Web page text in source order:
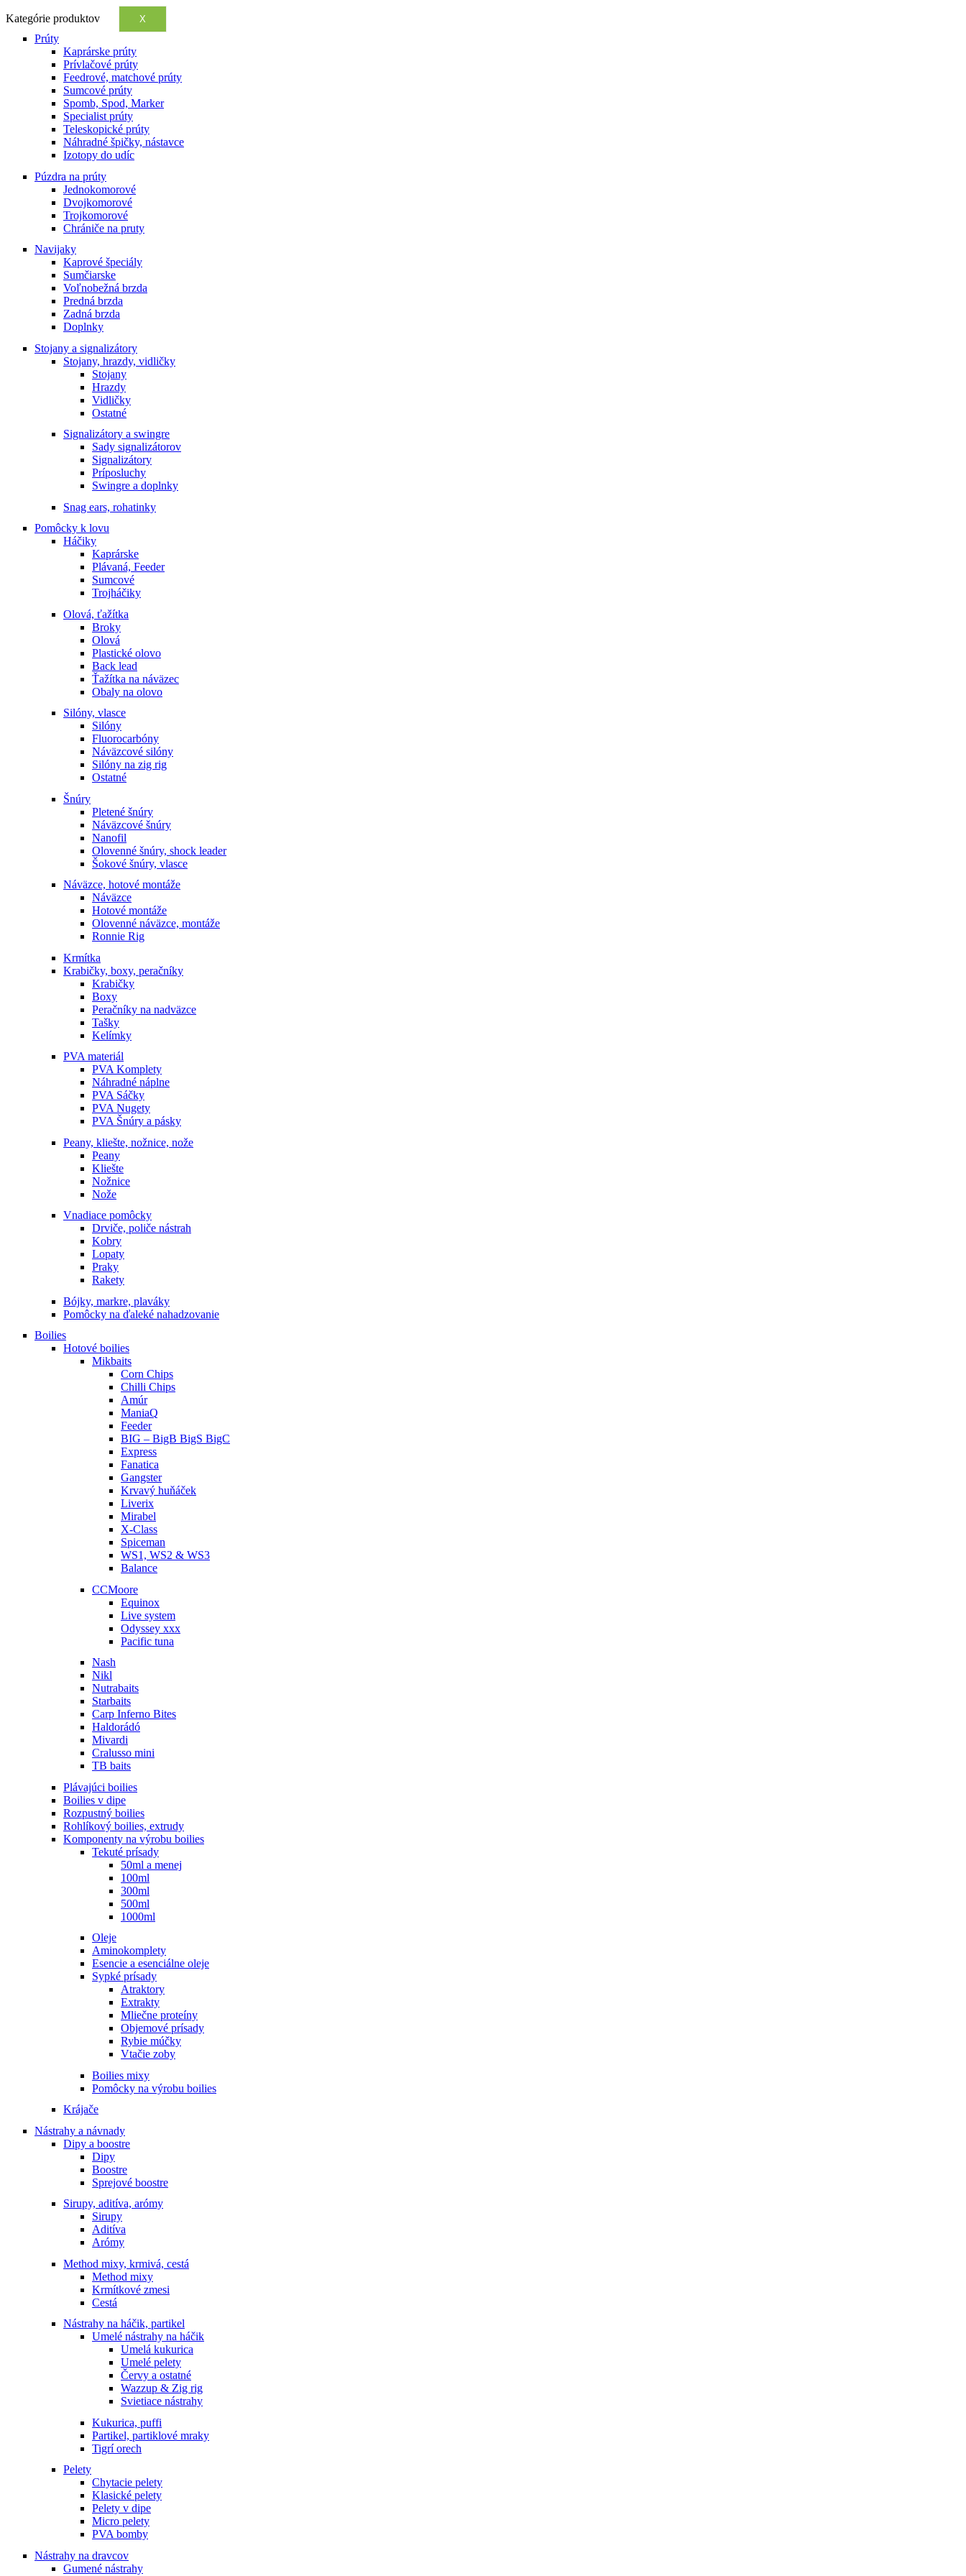
Kategórie produktov X
Prúty
Kaprárske prúty
Prívlačové prúty
Feedrové, matchové prúty
Sumcové prúty
Spomb, Spod, Marker
Specialist prúty
Teleskopické prúty
Náhradné špičky, nástavce
Izotopy do udíc
Púzdra na prúty
Jednokomorové
Dvojkomorové
Trojkomorové
Chrániče na pruty
Navijaky
Kaprové špeciály
Sumčiarske
Voľnobežná brzda
Predná brzda
Zadná brzda
Doplnky
Stojany a signalizátory
Stojany, hrazdy, vidličky
Stojany
Hrazdy
Vidličky
Ostatné
Signalizátory a swingre
Sady signalizátorov
Signalizátory
Príposluchy
Swingre a doplnky
Snag ears, rohatinky
Pomôcky k lovu
Háčiky
Kaprárske
Plávaná, Feeder
Sumcové
Trojháčiky
Olová, ťažítka
Broky
Olová
Plastické olovo
Back lead
Ťažítka na náväzec
Obaly na olovo
Silóny, vlasce
Silóny
Fluorocarbóny
Náväzcové silóny
Silóny na zig rig
Ostatné
Šnúry
Pletené šnúry
Náväzcové šnúry
Nanofil
Olovenné šnúry, shock leader
Šokové šnúry, vlasce
Náväzce, hotové montáže
Náväzce
Hotové montáže
Olovenné náväzce, montáže
Ronnie Rig
Krmítka
Krabičky, boxy, peračníky
Krabičky
Boxy
Peračníky na nadväzce
Tašky
Kelímky
PVA materiál
PVA Komplety
Náhradné náplne
PVA Sáčky
PVA Nugety
PVA Šnúry a pásky
Peany, kliešte, nožnice, nože
Peany
Kliešte
Nožnice
Nože
Vnadiace pomôcky
Drviče, poliče nástrah
Kobry
Lopaty
Praky
Rakety
Bójky, markre, plaváky
Pomôcky na ďaleké nahadzovanie
Boilies
Hotové boilies
Mikbaits
Corn Chips
Chilli Chips
Amúr
ManiaQ
Feeder
BIG – BigB BigS BigC
Express
Fanatica
Gangster
Krvavý huňáček
Liverix
Mirabel
X-Class
Spiceman
WS1, WS2 & WS3
Balance
CCMoore
Equinox
Live system
Odyssey xxx
Pacific tuna
Nash
Nikl
Nutrabaits
Starbaits
Carp Inferno Bites
Haldorádó
Mivardi
Cralusso mini
TB baits
Plávajúci boilies
Boilies v dipe
Rozpustný boilies
Rohlíkový boilies, extrudy
Komponenty na výrobu boilies
Tekuté prísady
50ml a menej
100ml
300ml
500ml
1000ml
Oleje
Aminokomplety
Esencie a esenciálne oleje
Sypké prísady
Atraktory
Extrakty
Mliečne proteíny
Objemové prísady
Rybie múčky
Vtačie zoby
Boilies mixy
Pomôcky na výrobu boilies
Krájače
Nástrahy a návnady
Dipy a boostre
Dipy
Boostre
Sprejové boostre
Sirupy, aditíva, arómy
Sirupy
Aditíva
Arómy
Method mixy, krmivá, cestá
Method mixy
Krmítkové zmesi
Cestá
Nástrahy na háčik, partikel
Umelé nástrahy na háčik
Umelá kukurica
Umelé pelety
Červy a ostatné
Wazzup & Zig rig
Svietiace nástrahy
Kukurica, puffi
Partikel, partiklové mraky
Tigrí orech
Pelety
Chytacie pelety
Klasické pelety
Pelety v dipe
Micro pelety
PVA bomby
Nástrahy na dravcov
Gumené nástrahy